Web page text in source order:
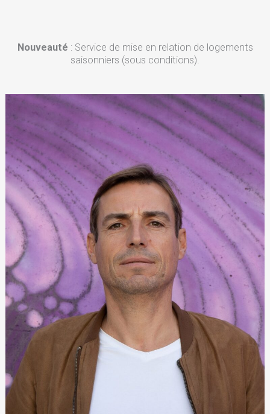
Nouveauté : Service de mise en relation de logements
saisonniers (sous conditions).